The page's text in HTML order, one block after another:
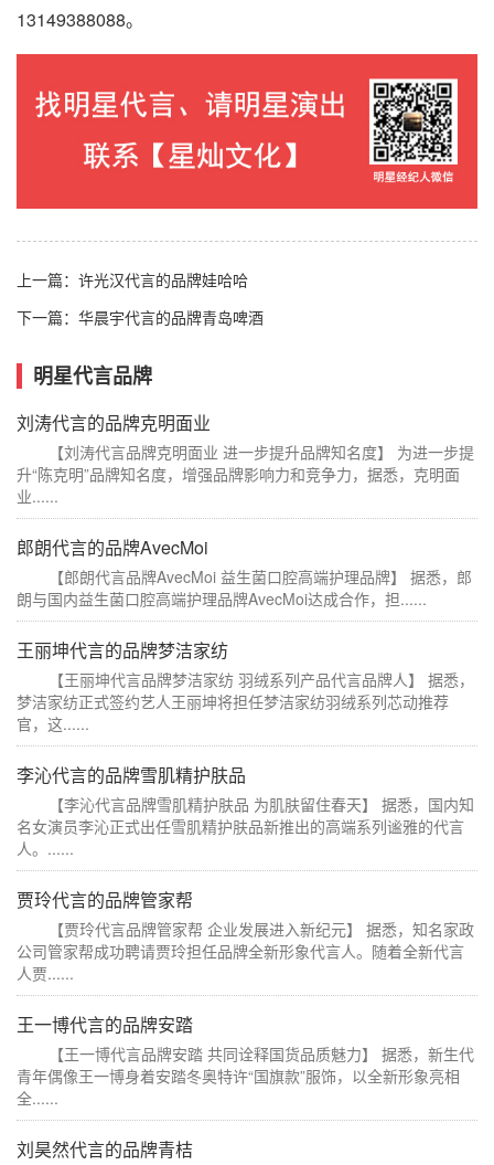
13149388088。
上一篇： 许光汉代言的品牌娃哈哈
下一篇： 华晨宇代言的品牌青岛啤酒
明星代言品牌
刘涛代言的品牌克明面业
【刘涛代言品牌克明面业 进一步提升品牌知名度】 为进一步提
升“陈克明”品牌知名度，增强品牌影响力和竞争力，据悉，克明面
业......
郎朗代言的品牌AvecMoi
【郎朗代言品牌AvecMoi 益生菌口腔高端护理品牌】 据悉，郎
朗与国内益生菌口腔高端护理品牌AvecMoi达成合作，担......
王丽坤代言的品牌梦洁家纺
【王丽坤代言品牌梦洁家纺 羽绒系列产品代言品牌人】 据悉，
梦洁家纺正式签约艺人王丽坤将担任梦洁家纺羽绒系列芯动推荐
官，这......
李沁代言的品牌雪肌精护肤品
【李沁代言品牌雪肌精护肤品 为肌肤留住春天】 据悉，国内知
名女演员李沁正式出任雪肌精护肤品新推出的高端系列谧雅的代言
人。......
贾玲代言的品牌管家帮
【贾玲代言品牌管家帮 企业发展进入新纪元】 据悉，知名家政
公司管家帮成功聘请贾玲担任品牌全新形象代言人。随着全新代言
人贾......
王一博代言的品牌安踏
【王一博代言品牌安踏 共同诠释国货品质魅力】 据悉，新生代
青年偶像王一博身着安踏冬奥特许“国旗款”服饰，以全新形象亮相
全......
刘昊然代言的品牌青桔